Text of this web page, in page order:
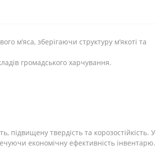
м’яса, зберігаючи структуру м’якоті та
громадського харчування.
підвищену твердість та корозостійкість. У
економічну ефективність інвентарю.